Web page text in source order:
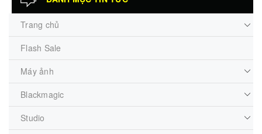
Trang chủ
Flash Sale
Máy ảnh
Blackmagic
Studio